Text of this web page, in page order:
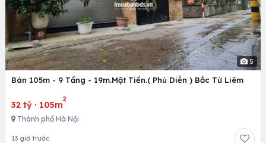
5
Bán 105m - 9 Tầng - 19m.Mặt Tiền.( Phú Diễn ) Bắc Từ Liêm
32 tỷ · 105m
2
Thành phố Hà Nội
13 giờ trước